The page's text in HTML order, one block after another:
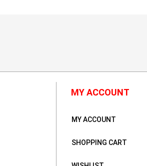
MY ACCOUNT
MY ACCOUNT
SHOPPING CART